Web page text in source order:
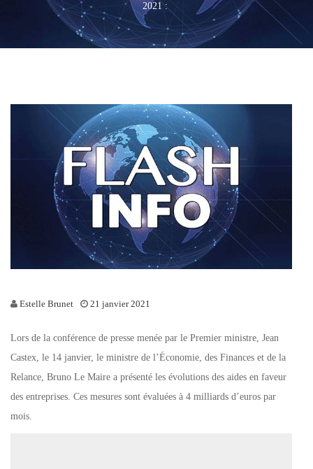
2021 :
Estelle Brunet 21 janvier 2021
Lors de la conférence de presse menée par le Premier ministre, Jean
Castex, le 14 janvier, le ministre de l’Économie, des Finances et de la
Relance, Bruno Le Maire a présenté les évolutions des aides en faveur
des entreprises. Ces mesures sont évaluées à 4 milliards d’euros par
mois.